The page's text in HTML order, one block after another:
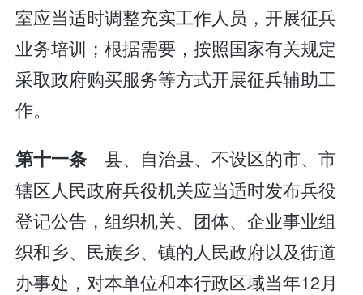
室应当适时调整充实工作人员，开展征兵
业务培训；根据需要，按照国家有关规定
采取政府购买服务等方式开展征兵辅助工
作。
第十一条 县、自治县、不设区的市、市
辖区人民政府兵役机关应当适时发布兵役
登记公告，组织机关、团体、企业事业组
织和乡、民族乡、镇的人民政府以及街道
办事处，对本单位和本行政区域当年12月